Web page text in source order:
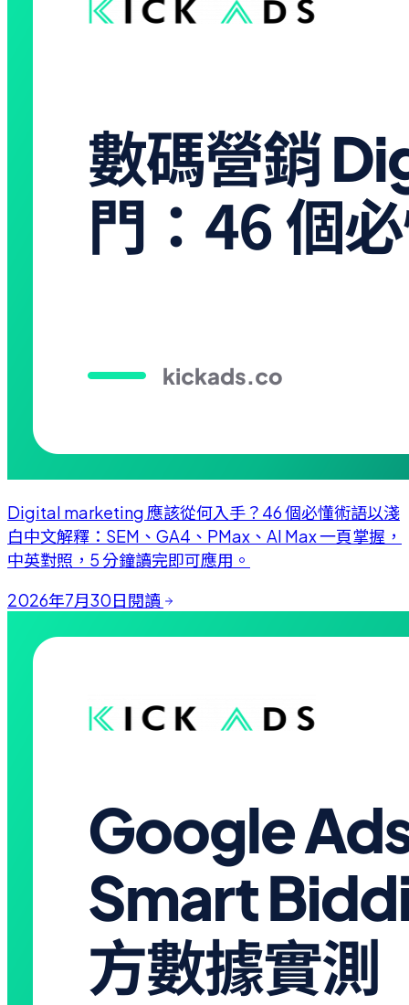
Digital marketing 應該從何入手？46 個必懂術語以淺
白中文解釋：SEM、GA4、PMax、AI Max 一頁掌握，
中英對照，5 分鐘讀完即可應用。
2026年7月30日閱讀